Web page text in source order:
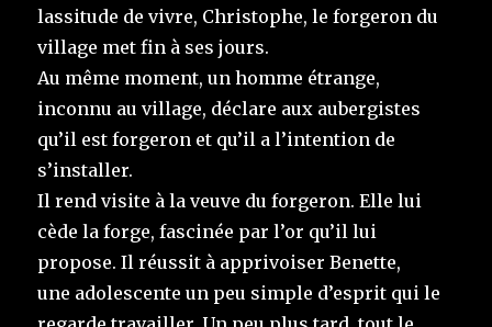
lassitude de vivre, Christophe, le forgeron du
village met fin à ses jours.
Au même moment, un homme étrange,
inconnu au village, déclare aux aubergistes
qu’il est forgeron et qu’il a l’intention de
s’installer.
Il rend visite à la veuve du forgeron. Elle lui
cède la forge, fascinée par l’or qu’il lui
propose. Il réussit à apprivoiser Benette,
une adolescente un peu simple d’esprit qui le